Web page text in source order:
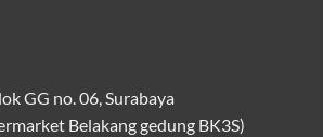
GG no. 06, Surabaya
Belakang gedung BK3S)